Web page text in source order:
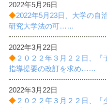
2022年5月26日
◆2022年5月23日、大学の自
研究大学法の可……
2022年3月22日
◆ ２０２２年３月２２日、
指導提要の改訂を求め……
2022年3月22日
◆ ２０２２年３月２２日、